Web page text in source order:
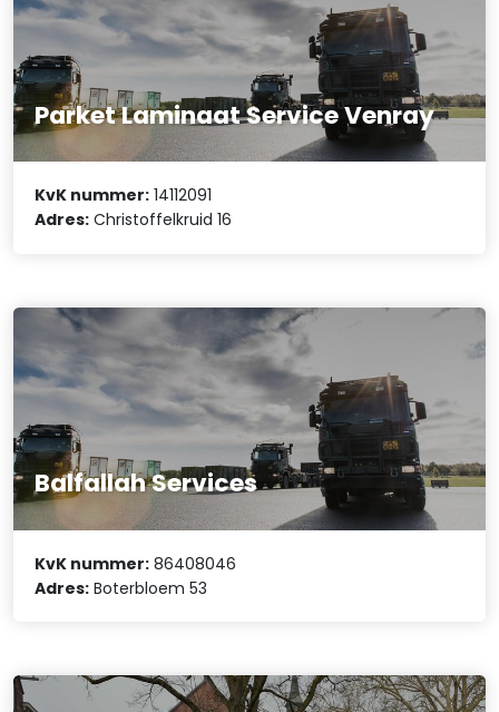
Parket Laminaat Service Venray
KvK nummer: 14112091
Adres: Christoffelkruid 16
Balfallah Services
KvK nummer: 86408046
Adres: Boterbloem 53